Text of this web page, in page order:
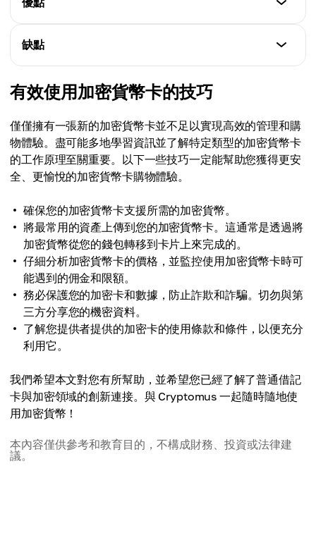
特點
提供更具吸引力的條件。許多加密貨幣卡也提供現金回
Netflix。現金回饋比例通常在 1% 到 8% 之間，並會在
你消費時回饋入帳。
2.
一種隨時隨地都在手邊的便利加密貨幣支付方式：在實
乎任何地方都能使用。
3.
國際加密卡也能在旅行時省去複雜的換匯流程。你可以
輕鬆從卡片提領當地貨幣，或直接用卡支付。
缺點
特點
1.
付款時可能會遇到使用限制。
2.
對於某些加密資產而言，透過加密卡完成交易確認可能
需要約 30 分鐘。此外，幣價可能波動較大，代表你實
3.
有時使用加密卡付款會遇到很高的匯率（換算費率），
並可能收取月費以及交易手續費。
有效使用加密貨幣卡的技巧
僅僅擁有一張新的加密貨幣卡並不足以實現高效的管理和購
物體驗。盡可能多地學習資訊並了解特定類型的加密貨幣卡
的工作原理至關重要。以下一些技巧一定能幫助您獲得更安
全、更愉悅的加密貨幣卡購物體驗。
確保您的加密貨幣卡支援所需的加密貨幣。
將最常用的資產上傳到您的加密貨幣卡。這通常是透過將
加密貨幣從您的錢包轉移到卡片上來完成的。
仔細分析加密貨幣卡的價格，並監控使用加密貨幣卡時可
能遇到的佣金和限額。
務必保護您的加密卡和數據，防止詐欺和詐騙。切勿與第
三方分享您的機密資料。
了解您提供者提供的加密卡的使用條款和條件，以便充分
利用它。
我們希望本文對您有所幫助，並希望您已經了解了普通借記
卡與加密領域的創新連接。與 Cryptomus 一起隨時隨地使
用加密貨幣！
本內容僅供參考和教育目的，不構成財務、投資或法律建
議。